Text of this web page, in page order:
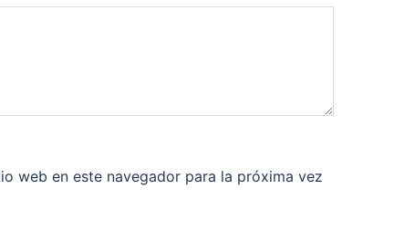
web en este navegador para la próxima vez